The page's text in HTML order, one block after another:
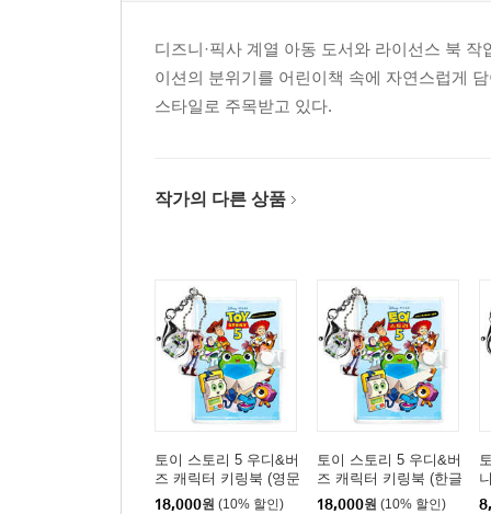
디즈니·픽사 계열 아동 도서와 라이선스 북
이션의 분위기를 어린이책 속에 자연스럽게
스타일로 주목받고 있다.
작가의 다른 상품
토이 스토리 5 우디&버
즈 캐릭터 키링북 (영문
판)
18,000원 (10% 할인)
토이 스토리 5 우디&버
즈 캐릭터 키링북 (한글
판)
18,000원 (10% 할인)